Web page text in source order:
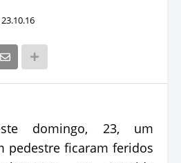
23.10.16
domingo, 23, um
pedestre ficaram feridos